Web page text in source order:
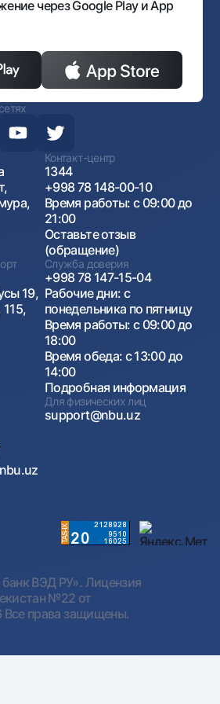
через Google Play и App
Контакт-центр
1344
+998 78 148-00-10
Время работы: с 09:00 до
21:00
Оставьте отзыв
(обращение)
19,
115,
Служба доверия
+998 78 147-15-04
Рабочие дни: с
понедельника по пятницу
Время работы: с 09:00 до
18:00
Время обеда: с 13:00 до
14:00
Подробная информация
Для физических лиц
support@nbu.uz
ВЭД РУ». Лицензия
№22 от
права защищены.